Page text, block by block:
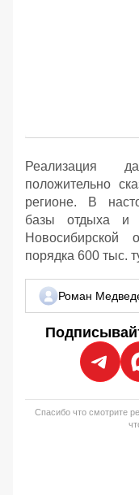
Реализация
положительно
регионе. В
базы отдыха и
Новосибирской
порядка 600 тыс.
Роман
Спасибо что смотрите